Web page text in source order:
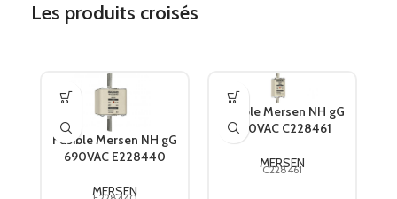
Les produits croisés
Fusible Mersen NH gG
690VAC E228440
MERSEN
Fusible Mersen NH gG
690VAC C228461
MERSEN
C228461